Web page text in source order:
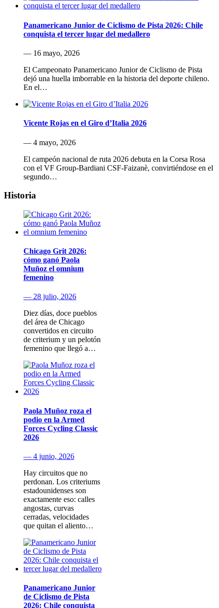
Panamericano Junior de Ciclismo de Pista 2026: Chile
conquista el tercer lugar del medallero
— 16 mayo, 2026
El Campeonato Panamericano Junior de Ciclismo de Pista
dejó una huella imborrable en la historia del deporte chileno.
En el…
Vicente Rojas en el Giro d’Italia 2026
— 4 mayo, 2026
El campeón nacional de ruta 2026 debuta en la Corsa Rosa
con el VF Group-Bardiani CSF-Faizanè, convirtiéndose en el
segundo…
Historia
Chicago Grit 2026:
cómo ganó Paola
Muñoz el omnium
femenino
— 28 julio, 2026
Diez días, doce pueblos
del área de Chicago
convertidos en circuito
de criterium y un pelotón
femenino que llegó a…
Paola Muñoz roza el
podio en la Armed
Forces Cycling Classic
2026
— 4 junio, 2026
Hay circuitos que no
perdonan. Los criteriums
estadounidenses son
exactamente eso: calles
angostas, curvas
cerradas, velocidades
que quitan el aliento…
Panamericano Junior
de Ciclismo de Pista
2026: Chile conquista